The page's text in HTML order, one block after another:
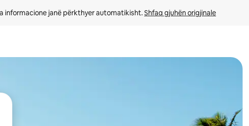
informacione janë përkthyer automatikisht. Shfaq gjuhën origjinale